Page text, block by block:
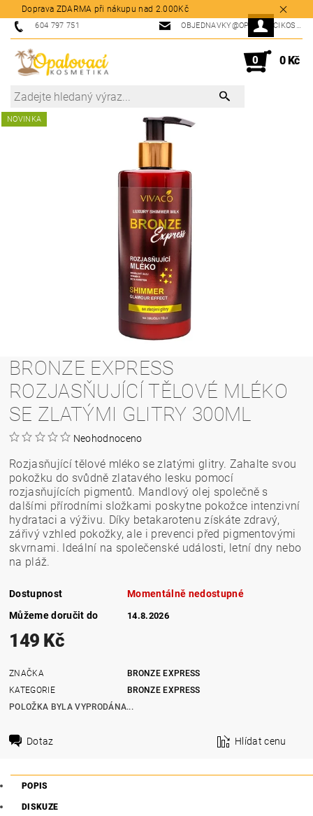
Doprava ZDARMA při nákupu nad 2.000Kč
604 797 751 OBJEDNAVKY@OPALOVACIKOSMETIKA.CZ
0 0 Kč
NOVINKA
BRONZE EXPRESS
ROZJASŇUJÍCÍ TĚLOVÉ MLÉKO
SE ZLATÝMI GLITRY 300ML
Neohodnoceno
Rozjasňující tělové mléko se zlatými glitry. Zahalte svou
pokožku do svůdně zlatavého lesku pomocí
rozjasňujících pigmentů. Mandlový olej společně s
dalšími přírodními složkami poskytne pokožce intenzivní
hydrataci a výživu. Díky betakarotenu získáte zdravý,
zářivý vzhled pokožky, ale i prevenci před pigmentovými
skvrnami. Ideální na společenské události, letní dny nebo
na pláž.
Dostupnost
Momentálně nedostupné
Můžeme doručit do
14.8.2026
149 Kč
ZNAČKA
BRONZE EXPRESS
KATEGORIE
BRONZE EXPRESS
POLOŽKA BYLA VYPRODÁNA...
Dotaz Hlídat cenu
POPIS
DISKUZE